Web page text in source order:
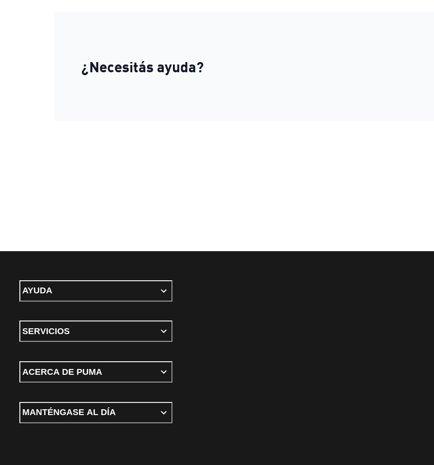
¿Necesitás ayuda?
AYUDA
SERVICIOS
ACERCA DE PUMA
MANTÉNGASE AL DÍA